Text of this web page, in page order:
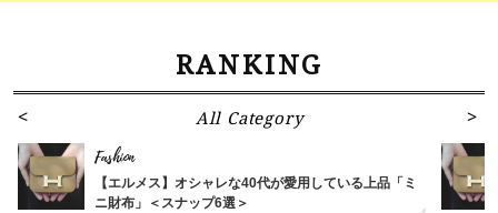
RANKING
All Category
Fashion
【エルメス】オシャレな40代が愛用している上品「ミ
ニ財布」＜スナップ6選＞